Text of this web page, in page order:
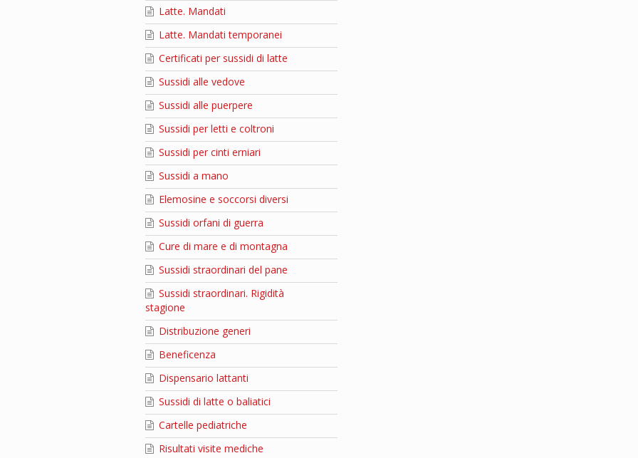
Latte. Mandati
Latte. Mandati temporanei
Certificati per sussidi di latte
Sussidi alle vedove
Sussidi alle puerpere
Sussidi per letti e coltroni
Sussidi per cinti erniari
Sussidi a mano
Elemosine e soccorsi diversi
Sussidi orfani di guerra
Cure di mare e di montagna
Sussidi straordinari del pane
Sussidi straordinari. Rigidità
stagione
Distribuzione generi
Beneficenza
Dispensario lattanti
Sussidi di latte o baliatici
Cartelle pediatriche
Risultati visite mediche